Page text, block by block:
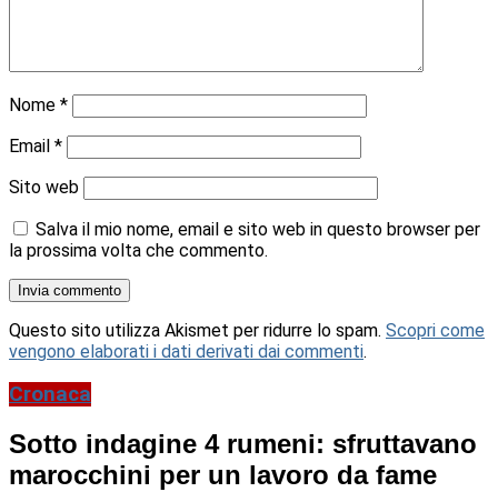
Nome *
Email *
Sito web
Salva il mio nome, email e sito web in questo browser per
la prossima volta che commento.
Questo sito utilizza Akismet per ridurre lo spam. Scopri come
vengono elaborati i dati derivati dai commenti.
Cronaca
Sotto indagine 4 rumeni: sfruttavano
marocchini per un lavoro da fame